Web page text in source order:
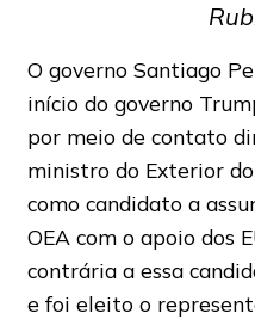
O governo Santiago
início do governo
por meio de contato
ministro do Exterior
como candidato a
OEA com o apoio dos
contrária a essa
e foi eleito o